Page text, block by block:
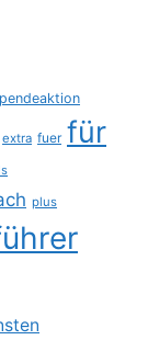
extra fuer für
plus